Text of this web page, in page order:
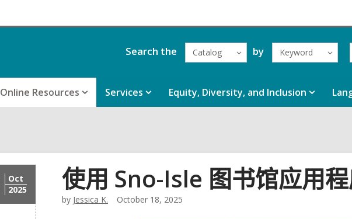
Search the Catalog by Keyword
Online Resources Services Equity, Diversity, and Inclusion
Oct
2025
使用 Sno-Isle 图书馆应用
by Jessica K. October 18, 2025